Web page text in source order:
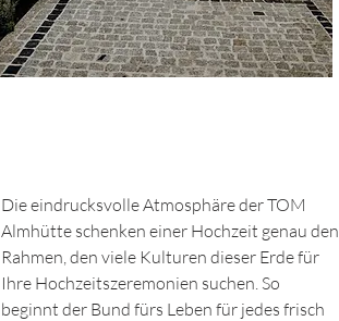
Die eindrucksvolle Atmosphäre der TOM
Almhütte schenken einer Hochzeit genau den
Rahmen, den viele Kulturen dieser Erde für
Ihre Hochzeitszeremonien suchen. So
beginnt der Bund fürs Leben für jedes frisch